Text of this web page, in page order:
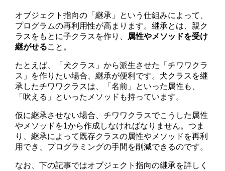
オブジェクト指向の「継承」という仕組みによって、
プログラムの再利用性が高まります。継承とは、親ク
ラスをもとに子クラスを作り、 属性やメソッドを受け
継がせること。
たとえば、「犬クラス」から派生させた「チワワクラ
ス」を作りたい場合、継承が便利です。犬クラスを継
承したチワワクラスは、「名前」といった属性も、
「吠える」といったメソッドも持っています。
仮に継承させない場合、チワワクラスでこうした属性
やメソッドを1から作成しなければなりません。つま
り、継承によって既存クラスの属性やメソッドを再利
用でき、プログラミングの手間を削減できるのです。
なお、下の記事ではオブジェクト指向の継承を詳しく